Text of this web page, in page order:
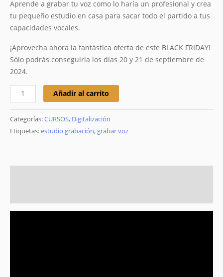
Aprende a grabar tu voz como lo haría un profesional y crea
tu pequeño estudio en casa para sacar todo el partido a tus
capacidades vocales.
¡Aprovecha ahora la fantástica oferta de este BLACK FRIDAY!
Sólo podrás conseguirla los días 20 y 21 de septiembre de
2024.
Añadir al carrito
Categorías:CURSOS, Digitalización
Etiquetas:estudio grabación, grabar voz